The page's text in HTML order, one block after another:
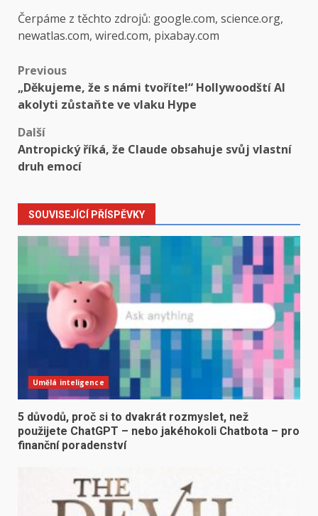
Čerpáme z těchto zdrojů: google.com, science.org,
newatlas.com, wired.com, pixabay.com
Post
navigation
Previous
„Děkujeme, že s námi tvoříte!“ Hollywoodští AI
akolyti zůstaňte ve vlaku Hype
Další
Antropický říká, že Claude obsahuje svůj vlastní
druh emocí
SOUVISEJÍCÍ PŘÍSPĚVKY
Umělá inteligence
5 důvodů, proč si to dvakrát rozmyslet, než
použijete ChatGPT – nebo jakéhokoli Chatbota – pro
finanční poradenství